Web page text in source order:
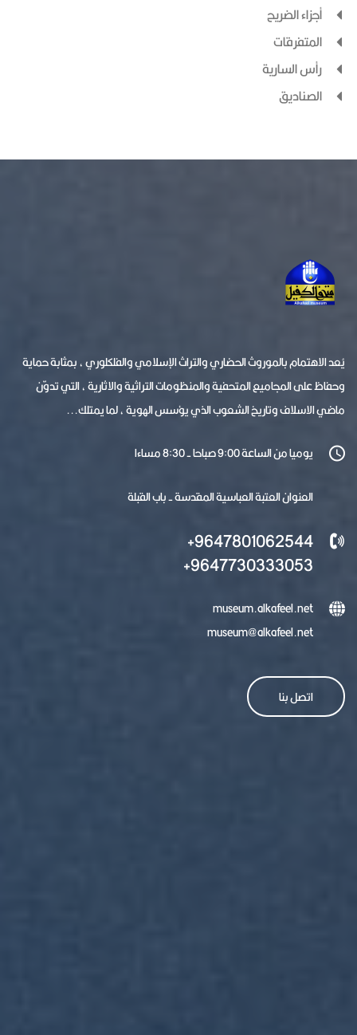
أجزاء الضريح
المتفرقات
رأس السارية
الصناديق
يُعد الاهتمام بالموروث الحضاري والتراث الإسلامي والفلكلوري ، بمثابة حماية
وحفاظ على المجاميع المتحفية والمنظومات التراثية والاثارية ، التي تدوّن
ماضي الاسلاف وتاريخ الشعوب الذي يؤسس الهوية ، لما يمتلك...
يوميا من الساعة 9:00 صباحا - 8:30 مساءا
العنوان العتبة العباسية المقدسة - باب القبلة
9647801062544+
9647730333053+
museum.alkafeel.net
museum@alkafeel.net
اتصل بنا